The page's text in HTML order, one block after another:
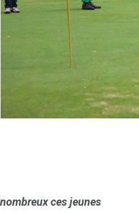
ces jeunes